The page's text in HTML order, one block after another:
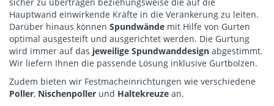
sicher zu übertragen beziehungsweise die auf die
Hauptwand einwirkende Kräfte in die Verankerung zu leiten.
Darüber hinaus können Spundwände mit Hilfe von Gurten
optimal ausgesteift und ausgerichtet werden. Die Gurtung
wird immer auf das jeweilige Spundwanddesign abgestimmt.
Wir liefern Ihnen die passende Lösung inklusive Gurtbolzen.
Zudem bieten wir Festmacheinrichtungen wie verschiedene
Poller, Nischenpoller und Haltekreuze an.